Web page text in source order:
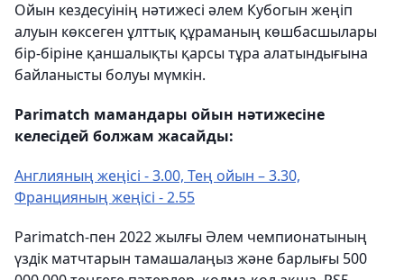
Ойын кездесуінің нәтижесі әлем Кубогын жеңіп
алуын көксеген ұлттық құраманың көшбасшылары
бір-біріне қаншалықты қарсы тұра алатындығына
байланысты болуы мүмкін.
Parimatch мамандары ойын нәтижесіне
келесідей болжам жасайды:
Англияның жеңісі - 3.00, Тең ойын – 3.30,
Францияның жеңісі - 2.55
Parimatch-пен 2022 жылғы Әлем чемпионатының
үздік матчтарын тамашалаңыз және барлығы 500